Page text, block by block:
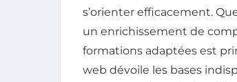
s’orienter efficacement.
un enrichissement de
formations adaptées est
web dévoile les bases